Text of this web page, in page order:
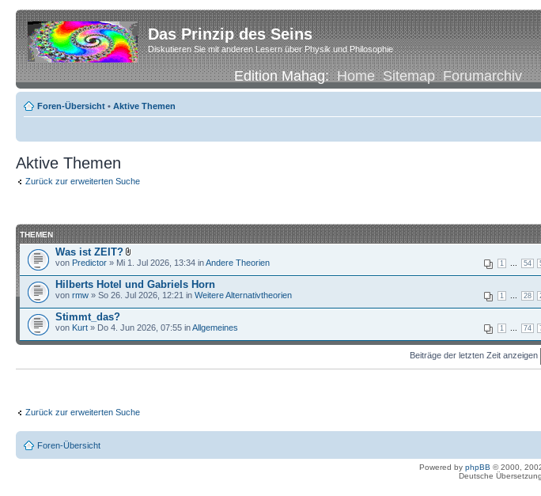
Das Prinzip des Seins
Diskutieren Sie mit anderen Lesern über Physik und Philosophie
Edition Mahag:Home Sitemap Forumarchiv
Foren-Übersicht • Aktive Themen
Aktive Themen
Zurück zur erweiterten Suche
THEMEN
Was ist ZEIT?
1 54
von Predictor » Mi 1. Jul 2026, 13:34 inAndere Theorien
Hilberts Hotel und Gabriels Horn
1 28
von rmw » So 26. Jul 2026, 12:21 in Weitere Alternativtheorien
Stimmt_das?
1 74
von Kurt » Do 4. Jun 2026, 07:55 inAllgemeines
Beiträge der letzten Zeit anzeigen
Zurück zur erweiterten Suche
Foren-Übersicht
Powered by phpBB © 2000,
Deutsche